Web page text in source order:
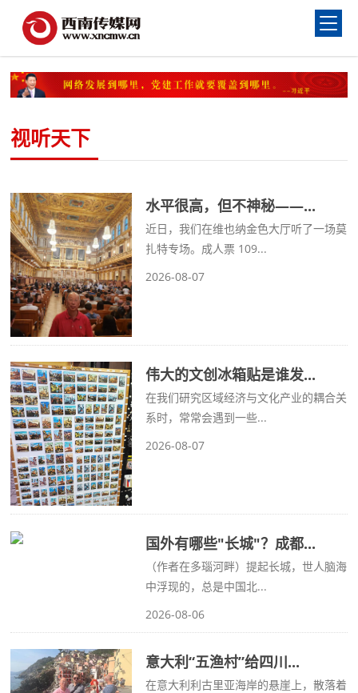
视听天下
水平很高，但不神秘——...
近日，我们在维也纳金色大厅听了一场莫
扎特专场。成人票 109...
2026-08-07
伟大的文创冰箱贴是谁发...
在我们研究区域经济与文化产业的耦合关
系时，常常会遇到一些...
2026-08-07
国外有哪些"长城"？成都...
（作者在多瑙河畔）提起长城，世人脑海
中浮现的，总是中国北...
2026-08-06
意大利“五渔村”给四川...
在意大利利古里亚海岸的悬崖上，散落着